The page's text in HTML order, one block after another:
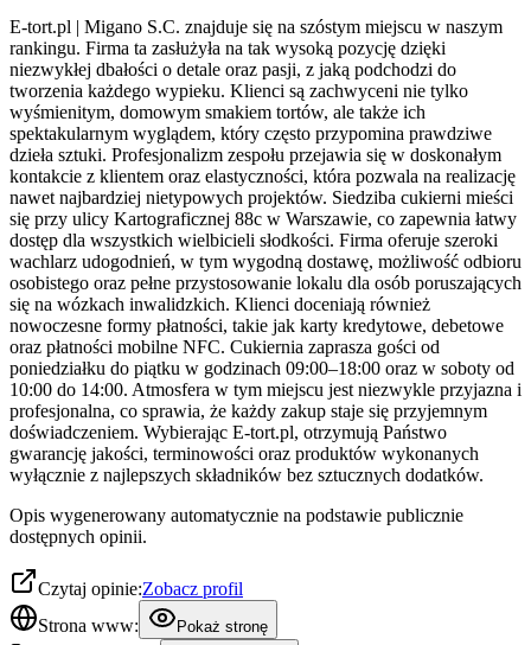
E-tort.pl | Migano S.C. znajduje się na szóstym miejscu w naszym
rankingu. Firma ta zasłużyła na tak wysoką pozycję dzięki
niezwykłej dbałości o detale oraz pasji, z jaką podchodzi do
tworzenia każdego wypieku. Klienci są zachwyceni nie tylko
wyśmienitym, domowym smakiem tortów, ale także ich
spektakularnym wyglądem, który często przypomina prawdziwe
dzieła sztuki. Profesjonalizm zespołu przejawia się w doskonałym
kontakcie z klientem oraz elastyczności, która pozwala na realizację
nawet najbardziej nietypowych projektów. Siedziba cukierni mieści
się przy ulicy Kartograficznej 88c w Warszawie, co zapewnia łatwy
dostęp dla wszystkich wielbicieli słodkości. Firma oferuje szeroki
wachlarz udogodnień, w tym wygodną dostawę, możliwość odbioru
osobistego oraz pełne przystosowanie lokalu dla osób poruszających
się na wózkach inwalidzkich. Klienci doceniają również
nowoczesne formy płatności, takie jak karty kredytowe, debetowe
oraz płatności mobilne NFC. Cukiernia zaprasza gości od
poniedziałku do piątku w godzinach 09:00–18:00 oraz w soboty od
10:00 do 14:00. Atmosfera w tym miejscu jest niezwykle przyjazna i
profesjonalna, co sprawia, że każdy zakup staje się przyjemnym
doświadczeniem. Wybierając E-tort.pl, otrzymują Państwo
gwarancję jakości, terminowości oraz produktów wykonanych
wyłącznie z najlepszych składników bez sztucznych dodatków.
Opis wygenerowany automatycznie na podstawie publicznie
dostępnych opinii.
Czytaj opinie:Zobacz profil
Strona www:
Pokaż stronę